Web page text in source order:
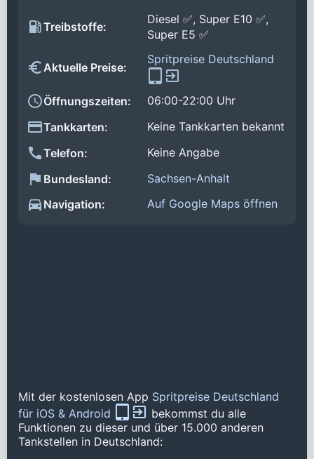
Treibstoffe:
Diesel ✅, Super E10 ✅,
Super E5 ✅
Aktuelle Preise:
Spritpreise Deutschland
Öffnungszeiten:
06:00-22:00 Uhr
Tankkarten:
Keine Tankkarten bekannt
Telefon:
Keine Angabe
Bundesland:
Sachsen-Anhalt
Navigation:
Auf Google Maps öffnen
Mit der kostenlosen App Spritpreise Deutschland
für iOS & Android
bekommst du alle
Funktionen zu dieser und über 15.000 anderen
Tankstellen in Deutschland: